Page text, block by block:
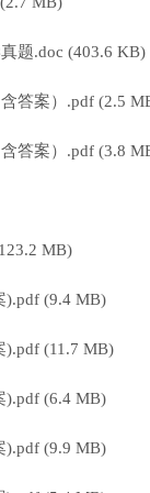
题.doc (403.6 KB)
答案）.pdf (2.5
答案）.pdf (3.8
MB)
).pdf (9.4 MB)
).pdf (11.7 MB)
).pdf (6.4 MB)
).pdf (9.9 MB)